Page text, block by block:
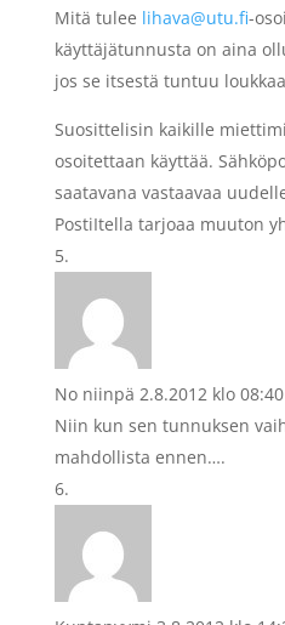
Mitä tulee lihava@utu.fi-
käyttäjätunnusta on aina
jos se itsestä tuntuu
Suosittelisin kaikille
osoitettaan käyttää.
saatavana vastaavaa
PostiItella tarjoaa muuton
No niinpä 2.8.2012 klo 08:40
Niin kun sen tunnuksen
mahdollista ennen….